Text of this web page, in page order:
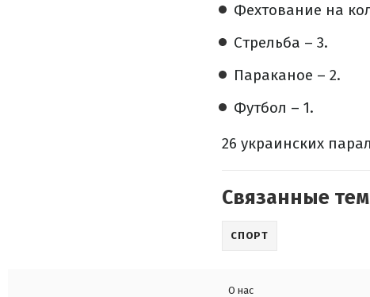
Фехтование на
Стрельба – 3.
Параканое – 2.
Футбол – 1.
26 украинских
Связанные
СПОРТ
О нас